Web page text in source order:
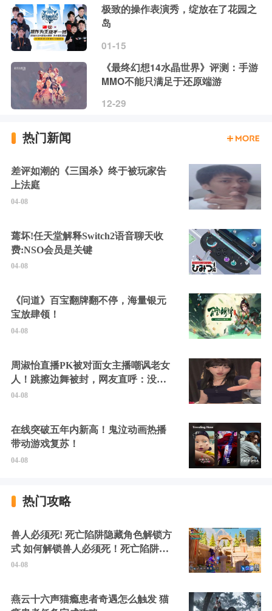
极致的操作表演秀，绽放在了花园之
岛
01-15
《最终幻想14水晶世界》评测：手游
MMO不能只满足于还原端游
12-29
热门新闻
差评如潮的《三国杀》终于被玩家告
上法庭
04-08
蔫坏!任天堂解释Switch2语音聊天收
费:NSO会员是关键
04-08
《问道》百宝翻牌翻不停，海量银元
宝放肆领！
04-08
周淑怡直播PK被对面女主播嘲讽老女
人！跳擦边舞被封，网友直呼：没边
硬擦封的好！
04-08
在线突破五年内新高！鬼泣动画热播
带动游戏复苏！
04-08
热门攻略
兽人必须死! 死亡陷阱隐藏角色解锁方
式 如何解锁兽人必须死！死亡陷阱中
的隐藏角色
04-08
燕云十六声猫瘾患者奇遇怎么触发 猫